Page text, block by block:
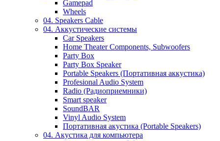
Gamepad
Wheels
04. Speakers Cable
04. Аккустические системы
Car Speakers
Home Theater Components, Subwoofers
Party Box
Party Box Speaker
Portable Speakers (Портативная аккустика)
Profesional Audio System
Radio (Радиоприемники)
Smart speaker
SoundBAR
Vinyl Audio System
Портативная акустика (Portable Speakers)
04. Акустика для компьютера